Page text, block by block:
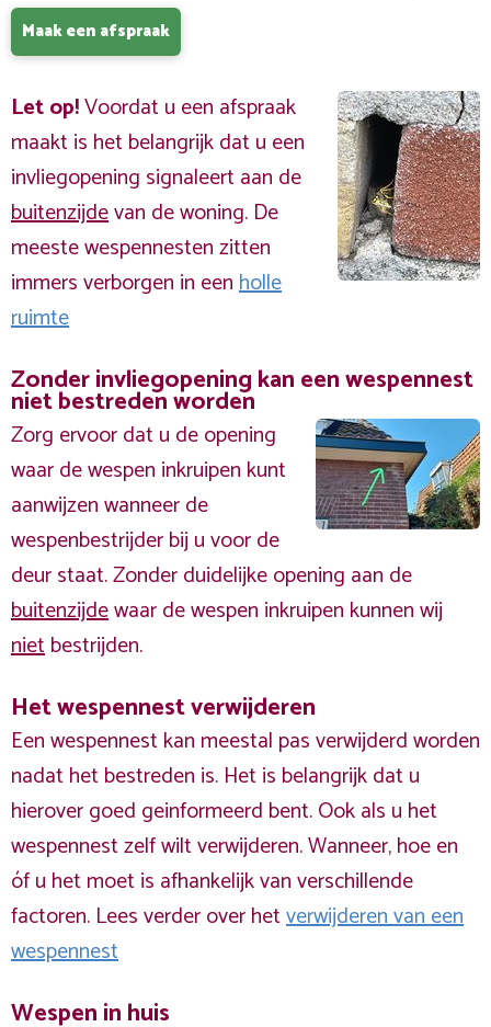
Maak een afspraak
Let op!Voordat u een afspraak
maakt is het belangrijk dat u een
invliegopening signaleert aan de
buitenzijdevan de woning. De
meeste wespennesten zitten
immers verborgen in eenholle
ruimte
Zonder invliegopening kan een wespennest
niet bestreden worden
Zorg ervoor dat u de opening
waar de wespen inkruipen kunt
aanwijzen wanneer de
wespenbestrijder bij u voor de
deur staat. Zonder duidelijke opening aan de
buitenzijdewaar de wespen inkruipen kunnen wij
nietbestrijden.
Het wespennest verwijderen
Een wespennest kan meestal pas verwijderd worden
nadat het bestreden is. Het is belangrijk dat u
hierover goed geinformeerd bent. Ook als u het
wespennest zelf wilt verwijderen. Wanneer, hoe en
óf u het moet is afhankelijk van verschillende
factoren. Lees verder over hetverwijderen van een
wespennest
Wespen in huis